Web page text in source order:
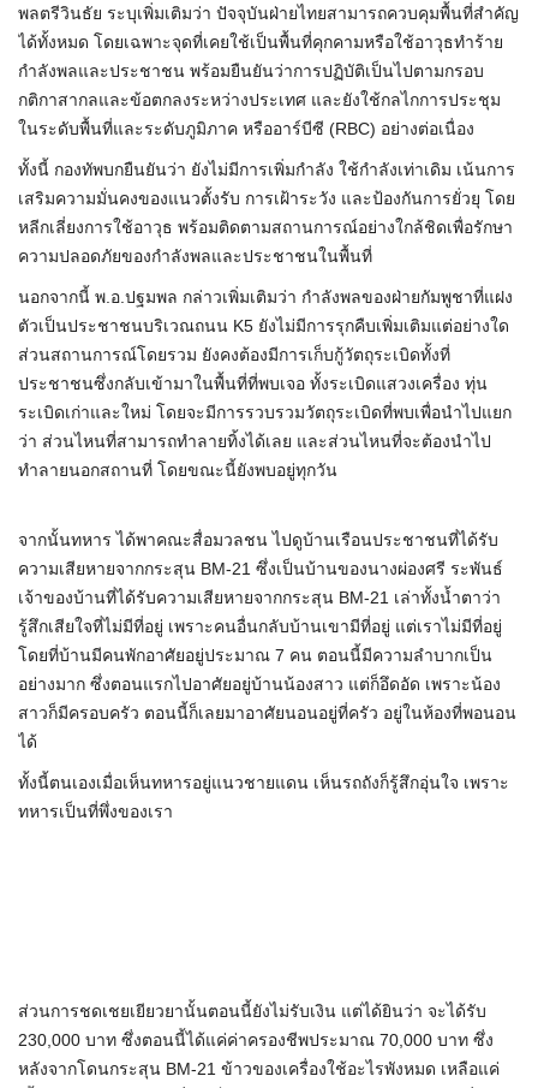
พลตรีวินธัย ระบุเพิ่มเติมว่า ปัจจุบันฝ่ายไทยสามารถควบคุมพื้นที่สำคัญ
ได้ทั้งหมด โดยเฉพาะจุดที่เคยใช้เป็นพื้นที่คุกคามหรือใช้อาวุธทำร้าย
กำลังพลและประชาชน พร้อมยืนยันว่าการปฏิบัติเป็นไปตามกรอบ
กติกาสากลและข้อตกลงระหว่างประเทศ และยังใช้กลไกการประชุม
ในระดับพื้นที่และระดับภูมิภาค หรืออาร์บีซี (RBC) อย่างต่อเนื่อง
ทั้งนี้ กองทัพบกยืนยันว่า ยังไม่มีการเพิ่มกำลัง ใช้กำลังเท่าเดิม เน้นการ
เสริมความมั่นคงของแนวตั้งรับ การเฝ้าระวัง และป้องกันการยั่วยุ โดย
หลีกเลี่ยงการใช้อาวุธ พร้อมติดตามสถานการณ์อย่างใกล้ชิดเพื่อรักษา
ความปลอดภัยของกำลังพลและประชาชนในพื้นที่
นอกจากนี้ พ.อ.ปฐมพล กล่าวเพิ่มเติมว่า กำลังพลของฝ่ายกัมพูชาที่แฝง
ตัวเป็นประชาชนบริเวณถนน K5 ยังไม่มีการรุกคืบเพิ่มเติมแต่อย่างใด
ส่วนสถานการณ์โดยรวม ยังคงต้องมีการเก็บกู้วัตถุระเบิดทั้งที่
ประชาชนซึ่งกลับเข้ามาในพื้นที่ที่พบเจอ ทั้งระเบิดแสวงเครื่อง ทุ่น
ระเบิดเก่าและใหม่ โดยจะมีการรวบรวมวัตถุระเบิดที่พบเพื่อนำไปแยก
ว่า ส่วนไหนที่สามารถทำลายทิ้งได้เลย และส่วนไหนที่จะต้องนำไป
ทำลายนอกสถานที่ โดยขณะนี้ยังพบอยู่ทุกวัน
จากนั้นทหาร ได้พาคณะสื่อมวลชน ไปดูบ้านเรือนประชาชนที่ได้รับ
ความเสียหายจากกระสุน BM-21 ซึ่งเป็นบ้านของนางผ่องศรี ระพันธ์
เจ้าของบ้านที่ได้รับความเสียหายจากกระสุน BM-21 เล่าทั้งน้ำตาว่า
รู้สึกเสียใจที่ไม่มีที่อยู่ เพราะคนอื่นกลับบ้านเขามีที่อยู่ แต่เราไม่มีที่อยู่
โดยที่บ้านมีคนพักอาศัยอยู่ประมาณ 7 คน ตอนนี้มีความลำบากเป็น
อย่างมาก ซึ่งตอนแรกไปอาศัยอยู่บ้านน้องสาว แต่ก็อึดอัด เพราะน้อง
สาวก็มีครอบครัว ตอนนี้ก็เลยมาอาศัยนอนอยู่ที่ครัว อยู่ในห้องที่พอนอน
ได้
ทั้งนี้ตนเองเมื่อเห็นทหารอยู่แนวชายแดน เห็นรถถังก็รู้สึกอุ่นใจ เพราะ
ทหารเป็นที่พึ่งของเรา
ส่วนการชดเชยเยียวยานั้นตอนนี้ยังไม่รับเงิน แต่ได้ยินว่า จะได้รับ
230,000 บาท ซึ่งตอนนี้ได้แค่ค่าครองชีพประมาณ 70,000 บาท ซึ่ง
หลังจากโดนกระสุน BM-21 ข้าวของเครื่องใช้อะไรพังหมด เหลือแค่